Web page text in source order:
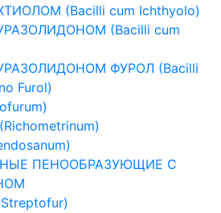
(Bacilli cum Ichthyolo)
(Bacilli cum
ФУРОЛ (Bacilli
Furol)
ПЕНООБРАЗУЮЩИЕ С